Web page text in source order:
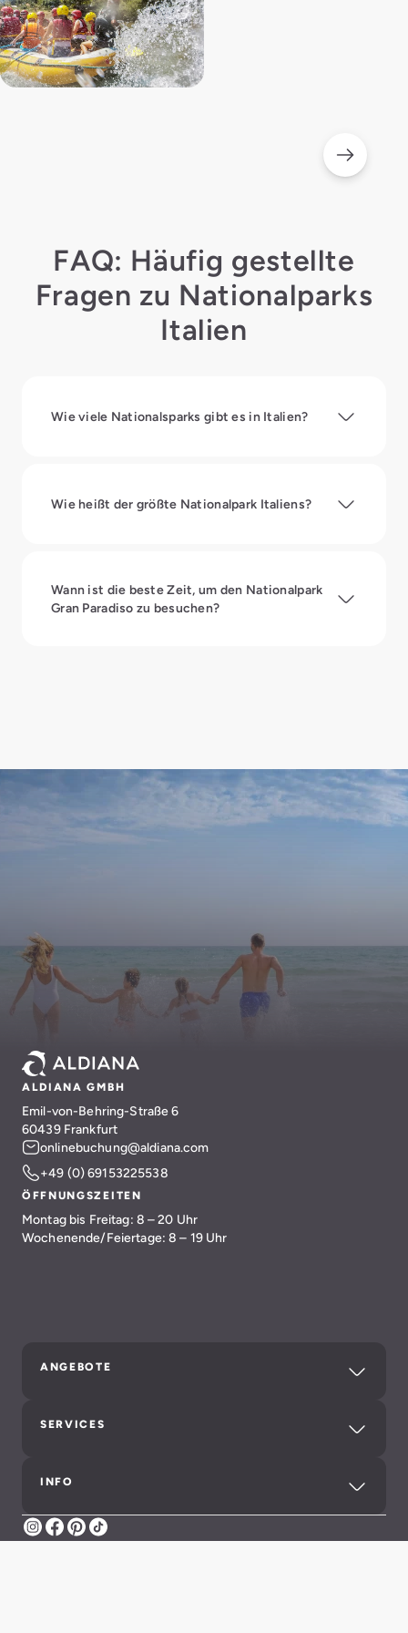
FAQ: Häufig gestellte
Fragen zu Nationalparks
Italien
Wie viele Nationalsparks gibt es in Italien?
Wie heißt der größte Nationalpark Italiens?
Wann ist die beste Zeit, um den Nationalpark
Gran Paradiso zu besuchen?
ALDIANA GMBH
Emil-von-Behring-Straße 6
60439 Frankfurt
onlinebuchung@aldiana.com
+49 (0) 69153225538
ÖFFNUNGSZEITEN
Montag bis Freitag: 8 – 20 Uhr
Wochenende/Feiertage: 8 – 19 Uhr
ANGEBOTE
SERVICES
INFO
Instagram
Facebook
Pinterest